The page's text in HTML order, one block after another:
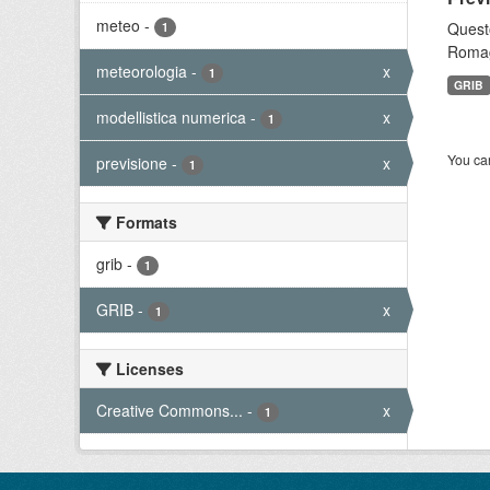
meteo - 1
meteorologia - 1 x
modellistica numerica - 1 x
previsione - 1 x
Formats
grib - 1
GRIB - 1 x
Licenses
Creative Commons... - 1 x
GRIB
You